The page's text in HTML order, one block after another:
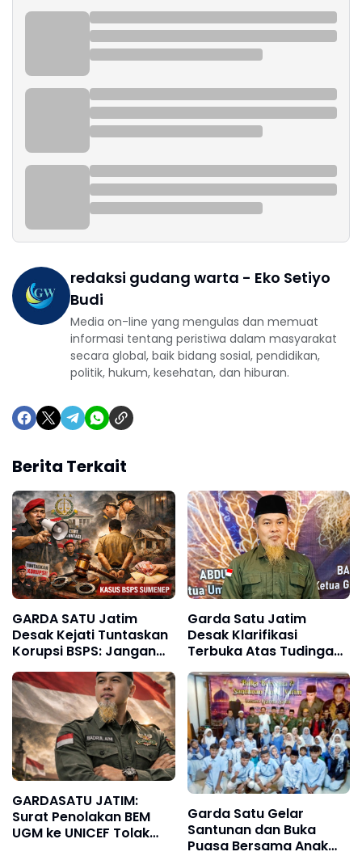
redaksi gudang warta - Eko Setiyo
Budi
Media on-line yang mengulas dan memuat
informasi tentang peristiwa dalam masyarakat
secara global, baik bidang sosial, pendidikan,
politik, hukum, kesehatan, dan hiburan.
Berita Terkait
GARDA SATU Jatim
Desak Kejati Tuntaskan
Korupsi BSPS: Jangan
Hanya Pejabat Atas,
Kades Terlibat Juga
Wajib Jadi Tersangka!
Garda Satu Jatim
Desak Klarifikasi
Terbuka Atas Tudingan
"MBG Program Maling"
GARDASATU JATIM:
Surat Penolakan BEM
UGM ke UNICEF Tolak
Garda Satu Gelar
Santunan dan Buka
Puasa Bersama Anak